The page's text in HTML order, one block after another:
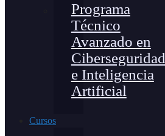
Programa
Técnico
Avanzado en
Ciberseguridad
e Inteligencia
Artificial
Cursos